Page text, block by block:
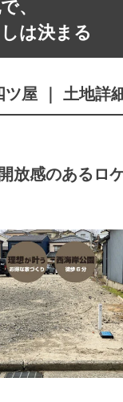
、
は決まる
屋 ｜ 土地詳
放感のあるロ